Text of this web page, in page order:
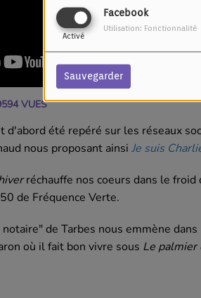
Facebook
Activé
Utilisation: Fonctionnalité
Sauvegarder
VUES
été repéré sur les réseaux
nous proposant ainsi Je suis
réchauffe nos coeurs dans le
de Fréquence Verte.
de Tarbes nous emmène
où il fait bon vivre sous Le palmier